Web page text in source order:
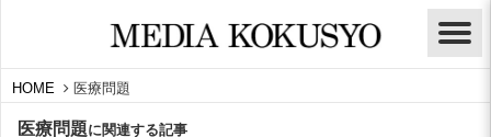
HOME 医療問題
医療問題に関連する記事